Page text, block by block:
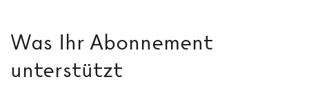
Was Ihr Abonnement
unterstützt